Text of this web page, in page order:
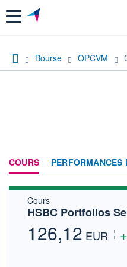
Menu
Bourse OPCVM
COURS PERFORMANCES
Cours
HSBC Portfolios
126,12 EUR